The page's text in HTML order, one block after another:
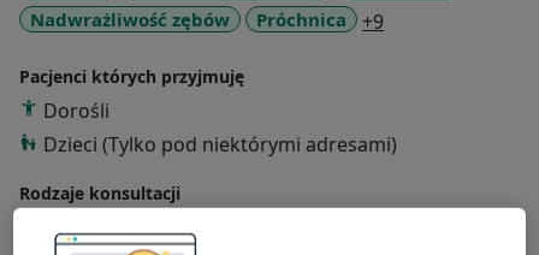
Nadwrażliwość zębów
Próchnica +9
Pacjenci których przyjmuję
Dorośli
Dzieci (Tylko pod niektórymi adresami)
Rodzaje konsultacji
StacjonarneZobacz lokalizacje (2)